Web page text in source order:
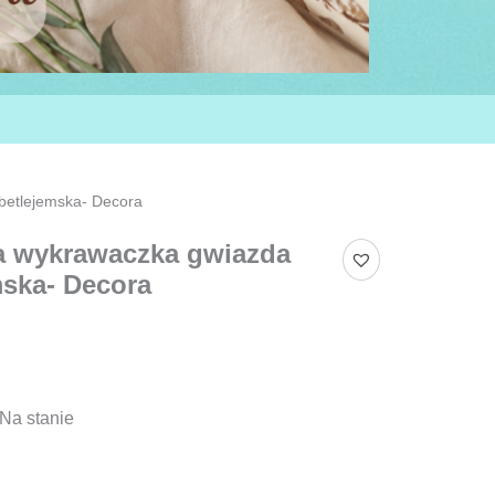
Decora
wykrawaczka gwiazda
Decora
Na stanie